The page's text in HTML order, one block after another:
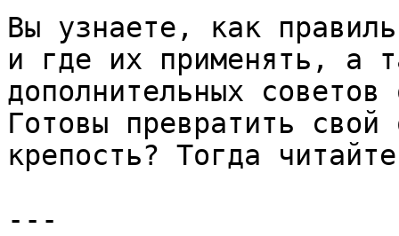
Вы узнаете, как
и где их применять, а
дополнительных
Готовы превратить
крепость? Тогда
---